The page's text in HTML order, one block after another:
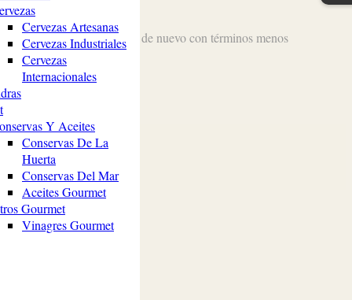
Cervezas Artesanas
Cervezas Industriales
Cervezas
Internacionales
Y Aceites
Conservas De La
Huerta
Conservas Del Mar
Aceites Gourmet
Gourmet
Vinagres Gourmet
Revisa tu escritura o busca de nuevo con términos menos
específicos.
Volver a la Tienda
Hogar
Tienda
Mi Cuenta
0Lista de Deseos